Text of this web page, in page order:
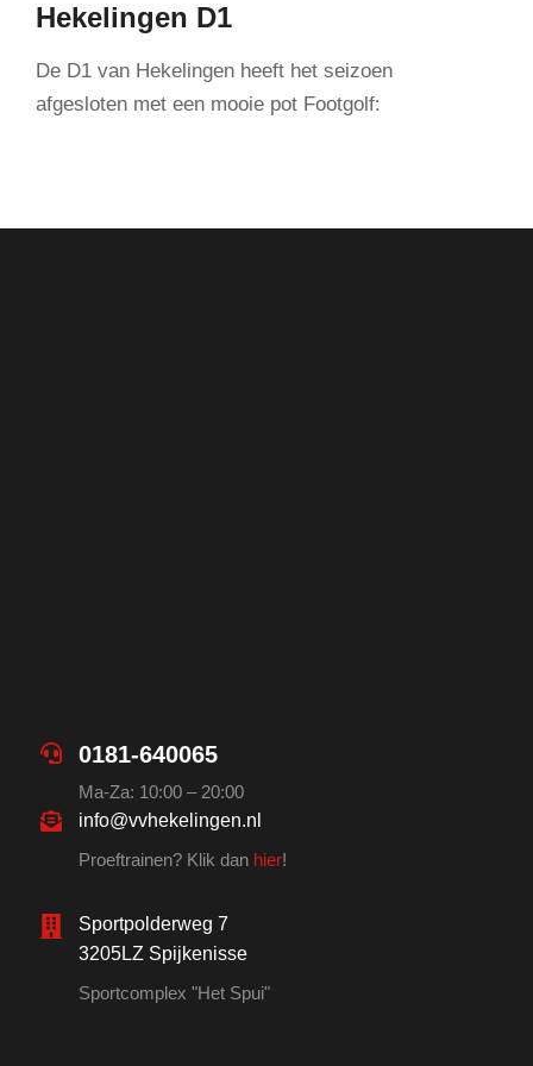
Hekelingen D1
De D1 van Hekelingen heeft het seizoen
afgesloten met een mooie pot Footgolf:
0181-640065
Ma-Za: 10:00 – 20:00
info@vvhekelingen.nl
Proeftrainen? Klik dan hier!
Sportpolderweg 7
3205LZ Spijkenisse
Sportcomplex "Het Spui"